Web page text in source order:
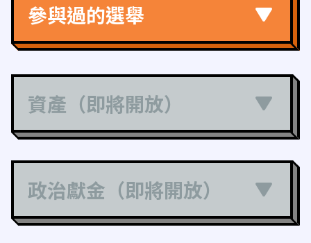
參與過的選舉
資產（即將開放）
政治獻金（即將開放）